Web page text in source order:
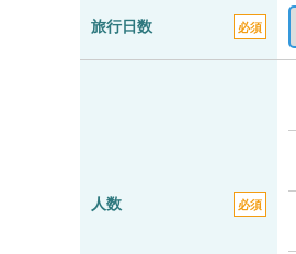
旅行日数 必須
人数 必須